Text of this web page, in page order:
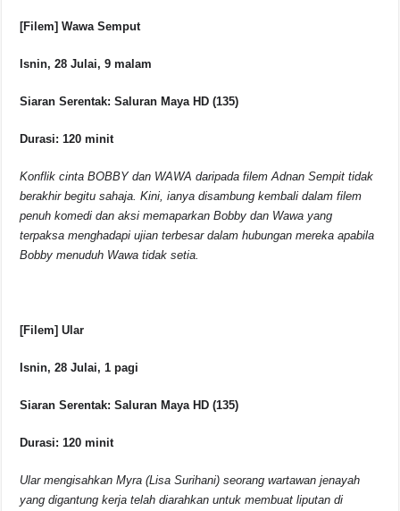
[Filem] Wawa Semput
Isnin, 28 Julai, 9 malam
Siaran Serentak: Saluran Maya HD (135)
Durasi: 120 minit
Konflik cinta BOBBY dan WAWA daripada filem Adnan Sempit tidak
berakhir begitu sahaja. Kini, ianya disambung kembali dalam filem
penuh komedi dan aksi memaparkan Bobby dan Wawa yang
terpaksa menghadapi ujian terbesar dalam hubungan mereka apabila
Bobby menuduh Wawa tidak setia.
[Filem] Ular
Isnin, 28 Julai, 1 pagi
Siaran Serentak: Saluran Maya HD (135)
Durasi: 120 minit
Ular mengisahkan Myra (Lisa Surihani) seorang wartawan jenayah
yang digantung kerja telah diarahkan untuk membuat liputan di